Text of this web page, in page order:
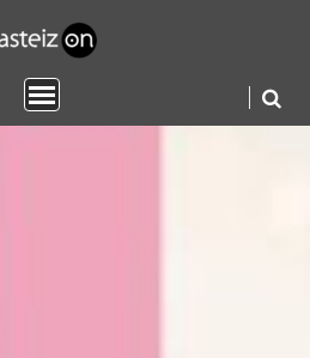
contenido